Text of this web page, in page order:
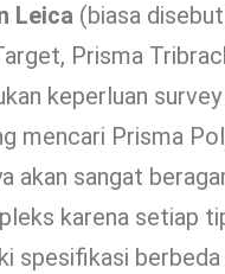
Leica (biasa
Prisma
keperluan survey
mencari Prisma
akan sangat
karena setiap
spesifikasi berbeda